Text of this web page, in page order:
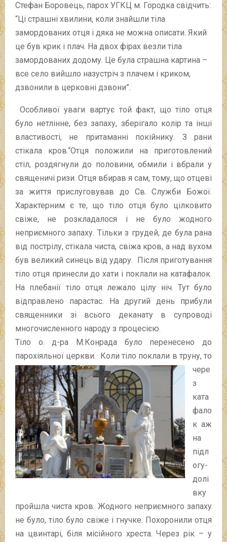
Стефан Боровець, парох УГКЦ м. Городка свідчить:
“Ці страшні хвилини, коли знайшли тіла
замордованих отця і дяка не можна описати. Який
це був крик і плач. На двох фірах везли тіла
замордованих додому. Це була страшна картина –
все село вийшло назустріч з плачем і криком,
дзвонили в церковні дзвони”.
Особливої уваги вартує той факт, що тіло отця
було нетлінне, без запаху, зберігало колір та інші
властивості, не притаманні покійнику. З рани
стікала кров.“Отця положили на приготовлений
стіл, роздягнули до половини, обмили і вбрали у
священичі ризи. Отця вбирав я сам, тому, що отцеві
за життя прислуговував до Св. Служби Божої.
Характерним є те, що тіло отця було цілковито
свіже, не розкладалося і не було жодного
неприємного запаху. Тільки з грудей, де була рана
від пострілу, стікала чиста, свіжа кров, а над вухом
був великий синець від удару. Після приготування
тіло отця принесли до хати і поклали на катафалок.
На плебанії тіло отця лежало цілу ніч. Тут було
відправлено парастас. На другий день прибули
священники зі всього деканату в супроводі
многочисленного народу з процесією.
Тіло о. д-ра М.Конрада було перенесено до
парохіяльної церкви. Коли тіло поклали в труну, то
чере
з
ката
фало
к аж
на
підл
огу-
долі
вку
пройшла чиста кров. Жодного неприємного запаху
не було, тіло було свіже і гнучке. Похоронили отця
на цвинтарі, біля місійного хреста. Через рік – у